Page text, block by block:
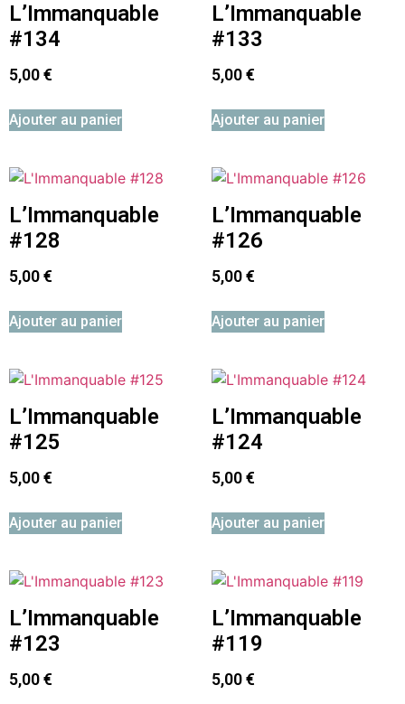
L’Immanquable
#134
5,00€
Ajouter au panier
L’Immanquable
#133
5,00€
Ajouter au panier
L’Immanquable
#128
5,00€
Ajouter au panier
L’Immanquable
#126
5,00€
Ajouter au panier
L’Immanquable
#125
5,00€
Ajouter au panier
L’Immanquable
#124
5,00€
Ajouter au panier
L’Immanquable
#123
5,00€
L’Immanquable
#119
5,00€